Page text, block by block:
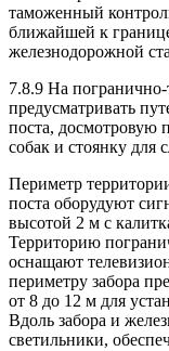
таможенный
ближайшей к
железнодорожной
7.8.9 На
предусматривать
поста, досмотровую
собак и стоянку для
Периметр
поста оборудуют
высотой 2 м с
Территорию
оснащают
периметру забора
от 8 до 12 м для
Вдоль забора и
светильники,